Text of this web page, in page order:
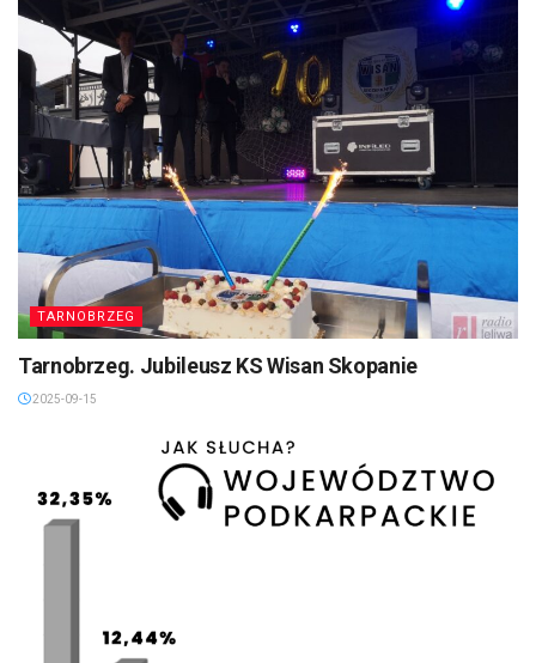
TARNOBRZEG
Tarnobrzeg. Jubileusz KS Wisan Skopanie
2025-09-15